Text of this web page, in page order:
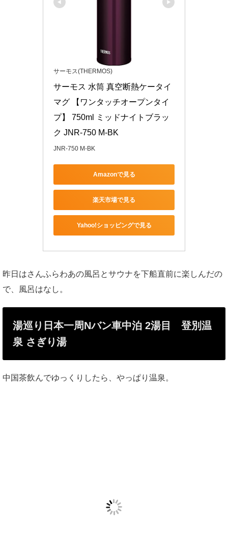
サーモス(THERMOS)
サーモス 水筒 真空断熱ケータイ
マグ 【ワンタッチオープンタイ
プ】 750ml ミッドナイトブラッ
ク JNR-750 M-BK
JNR-750 M-BK
Amazonで見る
楽天市場で見る
Yahoo!ショッピングで見る
昨日はさんふらわあの風呂とサウナを下船直前に楽しんだの
で、風呂はなし。
湯巡り日本一周Nバン車中泊 2湯目 登別温
泉 さぎり湯
中国茶飲んでゆっくりしたら、やっぱり温泉。